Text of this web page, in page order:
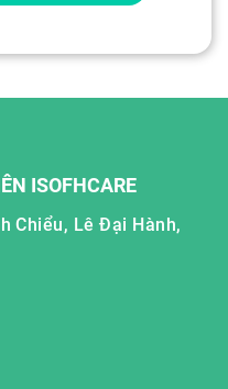
ISOFHCARE
Chiểu, Lê Đại Hành,